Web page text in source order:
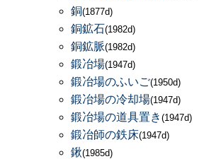
銅(1877d)
銅鉱石(1982d)
銅鉱脈(1982d)
鍛冶場(1947d)
鍛冶場のふいご(1950d)
鍛冶場の冷却場(1947d)
鍛冶場の道具置き (1947d)
鍛冶師の鉄床(1947d)
鍬(1985d)